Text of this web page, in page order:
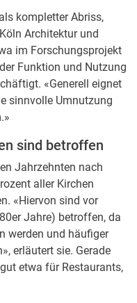
kompletter Abriss,
Architektur und
im Forschungsprojekt
Funktion und Nutzung
«Generell eignet
sinnvolle Umnutzung
sind betroffen
Jahrzehnten nach
aller Kirchen
«Hiervon sind vor
Jahre) betroffen, da
werden und häufiger
erläutert sie. Gerade
etwa für Restaurants,